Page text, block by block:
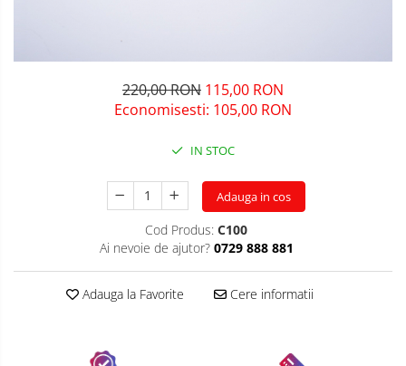
220,00 RON 115,00 RON
Economisesti: 105,00 RON
IN STOC
Adauga in cos
Cod Produs: C100
Ai nevoie de ajutor? 0729 888 881
Adauga la Favorite Cere informatii